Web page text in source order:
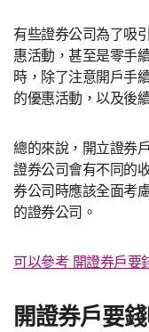
有些證券公司為了吸
惠活動，甚至是零手
時，除了注意開戶手
的優惠活動，以及後
總的來說，開立證券
證券公司會有不同的
券公司時應該全面考
的證券公司。
可以參考 開證券戶要
開證券戶要